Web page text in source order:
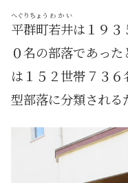
平群町
へぐりちょう
若井
わかい
は１９３
０名の部落であっ
は１５２世帯７３
型部落に分類される